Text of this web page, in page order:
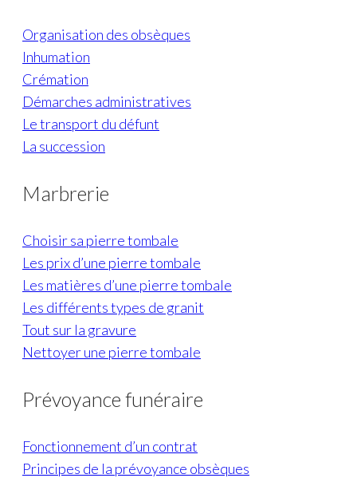
Organisation des obsèques
Inhumation
Crémation
Démarches administratives
Le transport du défunt
La succession
Marbrerie
Choisir sa pierre tombale
Les prix d’une pierre tombale
Les matières d’une pierre tombale
Les différents types de granit
Tout sur la gravure
Nettoyer une pierre tombale
Prévoyance funéraire
Fonctionnement d’un contrat
Principes de la prévoyance obsèques